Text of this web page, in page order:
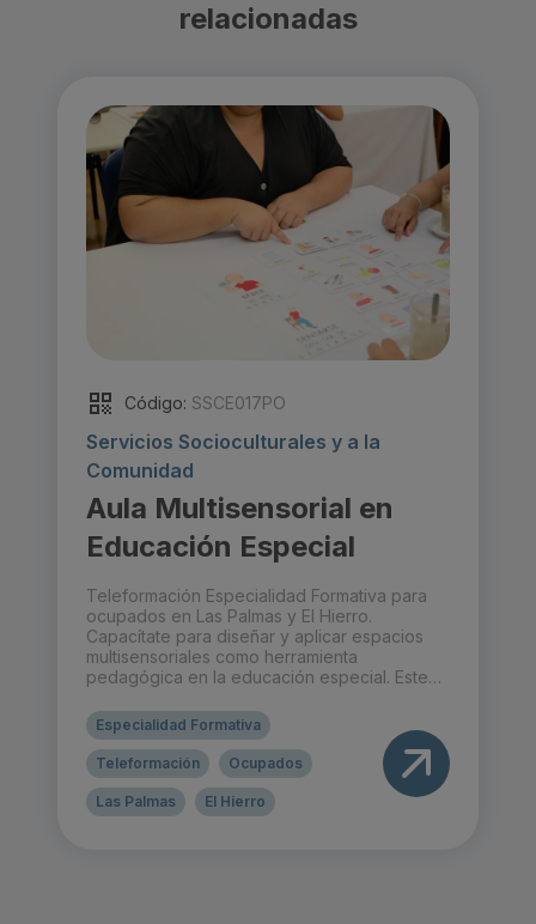
relacionadas
Código: SSCE017PO
Servicios Socioculturales y a la
Comunidad
Aula Multisensorial en
Educación Especial
Teleformación Especialidad Formativa para
ocupados en Las Palmas y El Hierro.
Capacítate para diseñar y aplicar espacios
multisensoriales como herramienta
pedagógica en la educación especial. Este
teleformación, te preparará para optimizar el
aprendizaje y la estimulación sensorial en
personas con necesidades educativas
especiales.
Especialidad Formativa
Teleformación Ocupados
Las Palmas El Hierro